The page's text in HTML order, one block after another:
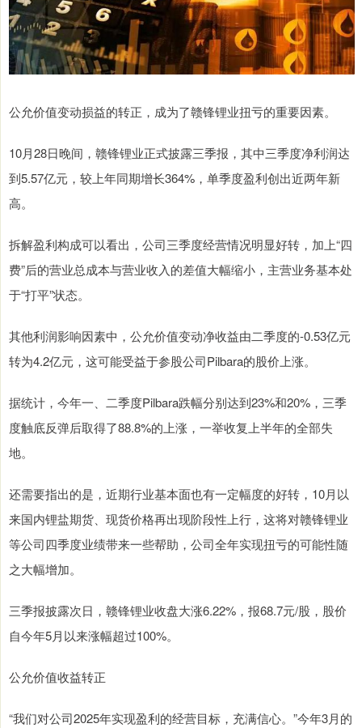
公允价值变动损益的转正，成为了赣锋锂业扭亏的重要因素。
10月28日晚间，赣锋锂业正式披露三季报，其中三季度净利润达
到5.57亿元，较上年同期增长364%，单季度盈利创出近两年新
高。
拆解盈利构成可以看出，公司三季度经营情况明显好转，加上“四
费”后的营业总成本与营业收入的差值大幅缩小，主营业务基本处
于“打平”状态。
其他利润影响因素中，公允价值变动净收益由二季度的-0.53亿元
转为4.2亿元，这可能受益于参股公司Pilbara的股价上涨。
据统计，今年一、二季度Pilbara跌幅分别达到23%和20%，三季
度触底反弹后取得了88.8%的上涨，一举收复上半年的全部失
地。
还需要指出的是，近期行业基本面也有一定幅度的好转，10月以
来国内锂盐期货、现货价格再出现阶段性上行，这将对赣锋锂业
等公司四季度业绩带来一些帮助，公司全年实现扭亏的可能性随
之大幅增加。
三季报披露次日，赣锋锂业收盘大涨6.22%，报68.7元/股，股价
自今年5月以来涨幅超过100%。
公允价值收益转正
“我们对公司2025年实现盈利的经营目标，充满信心。”今年3月的